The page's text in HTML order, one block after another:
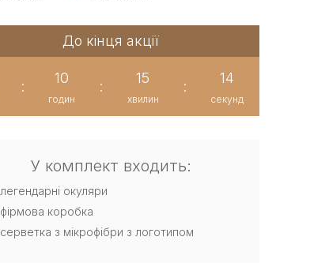
До кінця акції
:
10
годин
:
15
хвилин
:
13
секунд
У комплект входить:
легендарні окуляри
фірмова коробка
серветка з мікрофібри з логотипом